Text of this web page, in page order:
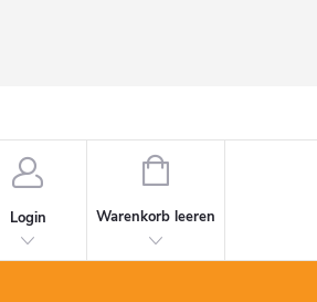
Login
WARENKORB
Warenkorb leeren